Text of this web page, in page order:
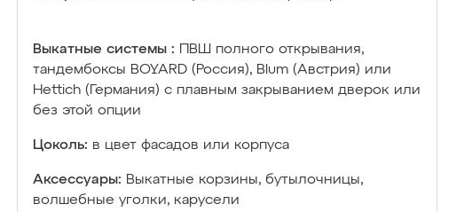
Выкатные системы :
ПВШ полного открывания,
тандембоксы BOYARD (Россия), Blum (Австрия) или
Hettich (Германия) с плавным закрыванием дверок или
без этой опции
Цоколь: в цвет фасадов или корпуса
Аксессуары: Выкатные корзины, бутылочницы,
волшебные уголки, карусели